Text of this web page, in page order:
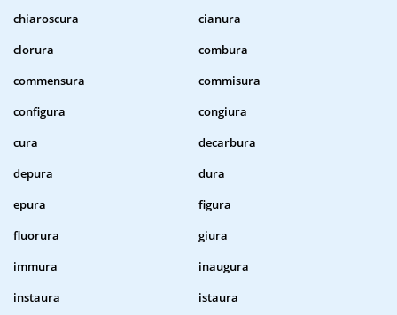
chiaroscura
cianura
clorura
combura
commensura
commisura
configura
congiura
cura
decarbura
depura
dura
epura
figura
fluorura
giura
immura
inaugura
instaura
istaura